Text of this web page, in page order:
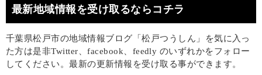
最新地域情報を受け取るならコチラ
千葉県松戸市の地域情報ブログ「松戸つうしん」を気に入っ
た方は是非Twitter、facebook、feedly のいずれかをフォロー
してください。最新の更新情報を受け取る事ができます。